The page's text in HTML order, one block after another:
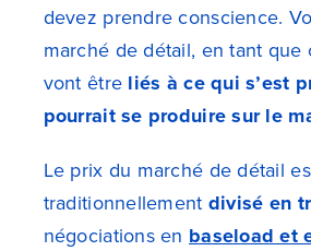
devez prendre conscience.
marché de détail, en tant que
vont être liés à ce qui s’est
pourrait se produire surle
Le prix du marché de détail
traditionnellement divisé en
négociations en baseload et